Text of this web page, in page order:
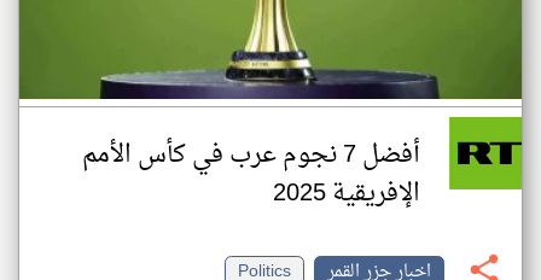
أفضل 7 نجوم عرب في كأس الأمم
الإفريقية 2025
اخبار جزر القمر
Politics